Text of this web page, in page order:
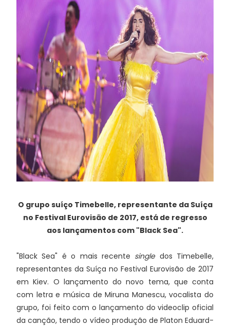
O grupo suíço Timebelle, representante da Suíça
no Festival Eurovisão de 2017, está de regresso
aos lançamentos com "Black Sea".
"Black Sea" é o mais recente singledos Timebelle,
representantes da Suíça no Festival Eurovisão de 2017
em Kiev. O lançamento do novo tema, que conta
com letra e música de Miruna Manescu, vocalista do
grupo, foi feito com o lançamento do videoclip oficial
da canção, tendo o vídeo produção de Platon Eduard-